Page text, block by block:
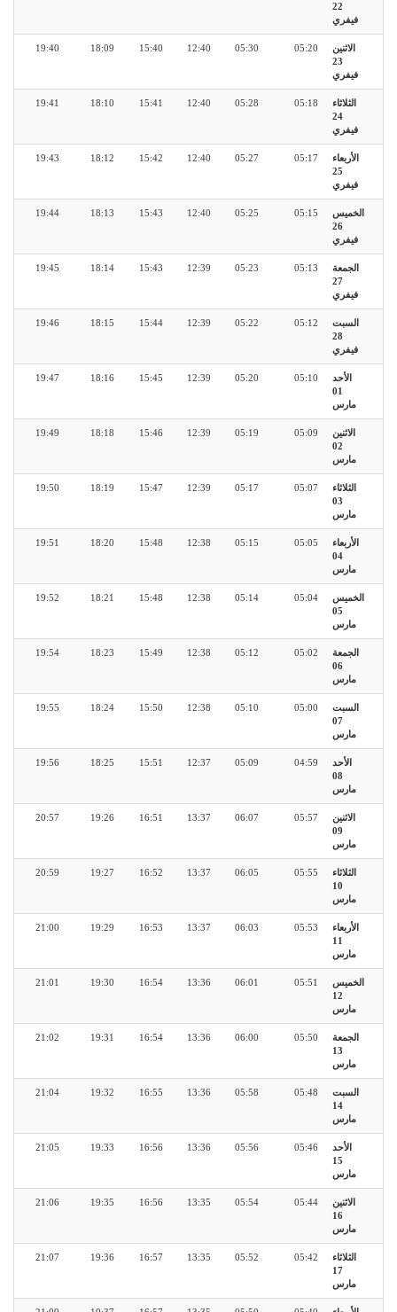
22
فيفري
الاثنين
23
فيفري
05:20
05:30
12:40
15:40
18:09
19:40
الثلاثاء
24
فيفري
05:18
05:28
12:40
15:41
18:10
19:41
الأربعاء
25
فيفري
05:17
05:27
12:40
15:42
18:12
19:43
الخميس
26
فيفري
05:15
05:25
12:40
15:43
18:13
19:44
الجمعة
27
فيفري
05:13
05:23
12:39
15:43
18:14
19:45
السبت
28
فيفري
05:12
05:22
12:39
15:44
18:15
19:46
الأحد
01
مارس
05:10
05:20
12:39
15:45
18:16
19:47
الاثنين
02
مارس
05:09
05:19
12:39
15:46
18:18
19:49
الثلاثاء
03
مارس
05:07
05:17
12:39
15:47
18:19
19:50
الأربعاء
04
مارس
05:05
05:15
12:38
15:48
18:20
19:51
الخميس
05
مارس
05:04
05:14
12:38
15:48
18:21
19:52
الجمعة
06
مارس
05:02
05:12
12:38
15:49
18:23
19:54
السبت
07
مارس
05:00
05:10
12:38
15:50
18:24
19:55
الأحد
08
مارس
04:59
05:09
12:37
15:51
18:25
19:56
الاثنين
09
مارس
05:57
06:07
13:37
16:51
19:26
20:57
الثلاثاء
10
مارس
05:55
06:05
13:37
16:52
19:27
20:59
الأربعاء
11
مارس
05:53
06:03
13:37
16:53
19:29
21:00
الخميس
12
مارس
05:51
06:01
13:36
16:54
19:30
21:01
الجمعة
13
مارس
05:50
06:00
13:36
16:54
19:31
21:02
السبت
14
مارس
05:48
05:58
13:36
16:55
19:32
21:04
الأحد
15
مارس
05:46
05:56
13:36
16:56
19:33
21:05
الاثنين
16
مارس
05:44
05:54
13:35
16:56
19:35
21:06
الثلاثاء
17
مارس
05:42
05:52
13:35
16:57
19:36
21:07